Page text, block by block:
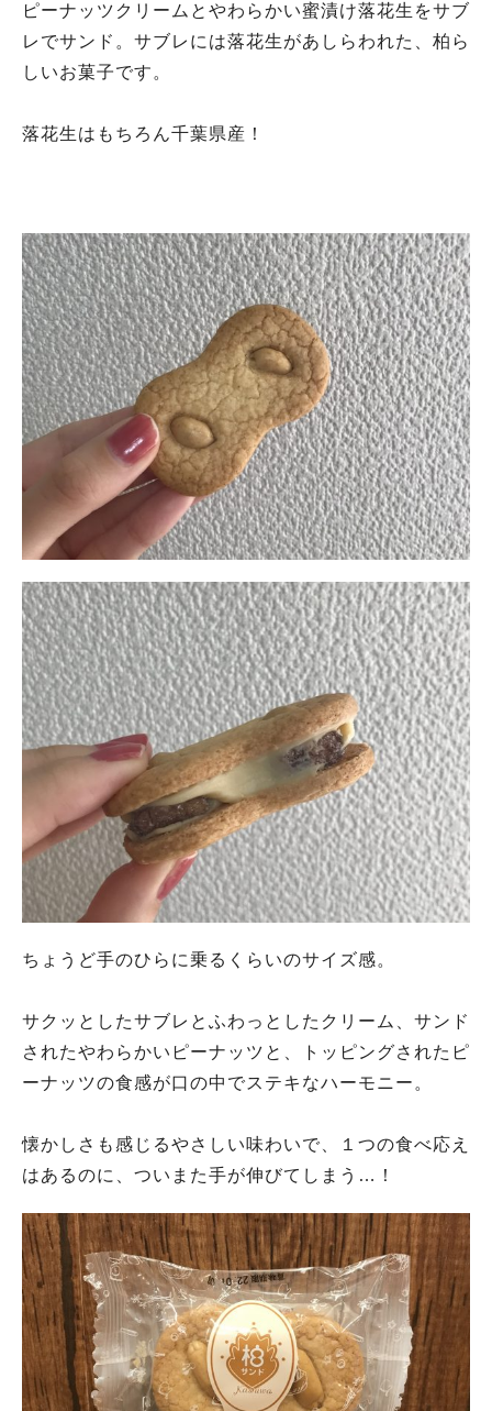
ピーナッツクリームとやわらかい蜜漬け落花生をサブ
レでサンド。サブレには落花生があしらわれた、柏ら
しいお菓子です。
落花生はもちろん千葉県産！
ちょうど手のひらに乗るくらいのサイズ感。
サクッとしたサブレとふわっとしたクリーム、サンド
されたやわらかいピーナッツと、トッピングされたピ
ーナッツの食感が口の中でステキなハーモニー。
懐かしさも感じるやさしい味わいで、１つの食べ応え
はあるのに、ついまた手が伸びてしまう…！